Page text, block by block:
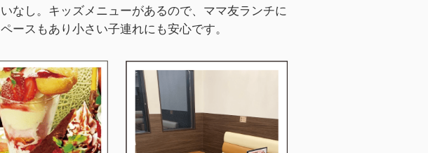
なし。キッズメニューがあるので、ママ友ランチに
ースもあり小さい子連れにも安心です。